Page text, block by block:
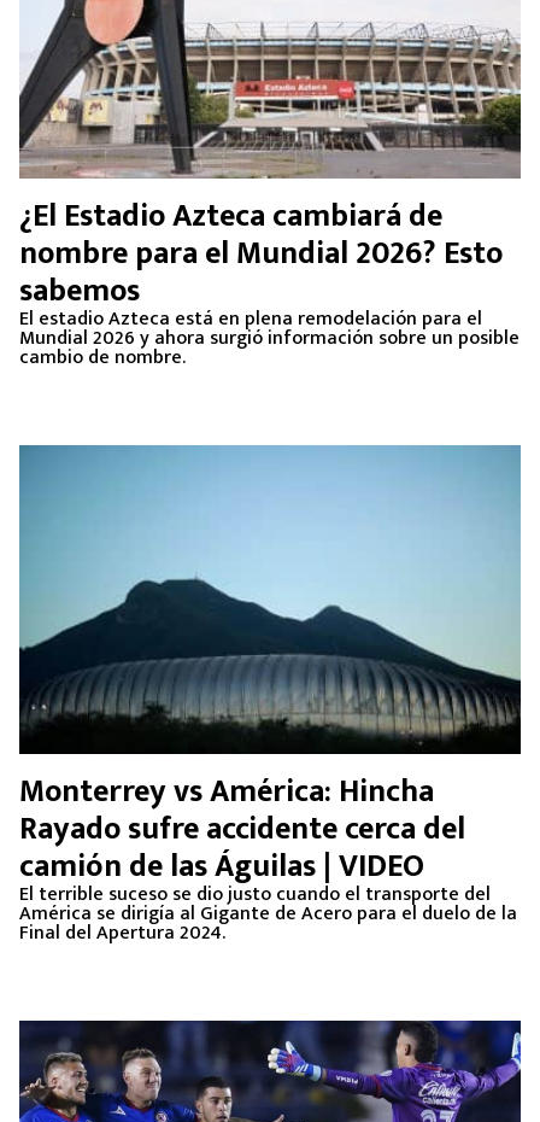
¿El Estadio Azteca cambiará de
nombre para el Mundial 2026? Esto
sabemos
El estadio Azteca está en plena remodelación para el
Mundial 2026 y ahora surgió información sobre un posible
cambio de nombre.
Monterrey vs América: Hincha
Rayado sufre accidente cerca del
camión de las Águilas | VIDEO
El terrible suceso se dio justo cuando el transporte del
América se dirigía al Gigante de Acero para el duelo de la
Final del Apertura 2024.